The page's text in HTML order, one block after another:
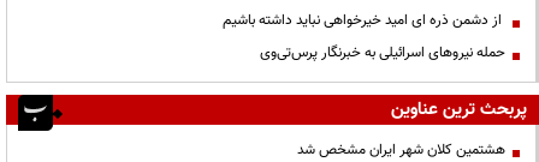
از دشمن ذره ای امید خیرخواهی نباید داشته باشیم
حمله نیروهای اسرائیلی به خبرنگار پرس‌تی‌وی
پربحث ترین عناوین
هشتمین کلان شهر ایران مشخص شد